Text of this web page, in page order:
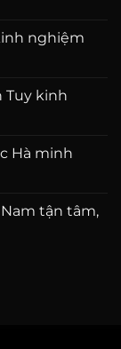
nghiệm
Tuy kinh
Hà minh
tận tâm,